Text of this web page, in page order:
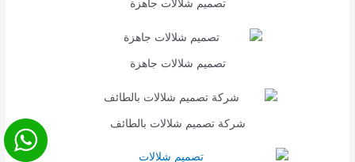
تصميم شلالات جاهزة
تصميم شلالات جاهزة
شركة تصميم شلالات بالطائف